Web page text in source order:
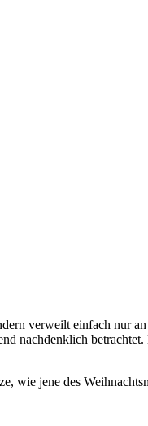
verweilt einfach nur
nachdenklich betrachtet.
wie jene des